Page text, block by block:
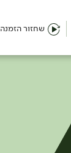
שחזור הזמנה